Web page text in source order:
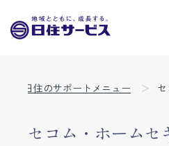
日住のサポートメニュー
セコム・ホームセ